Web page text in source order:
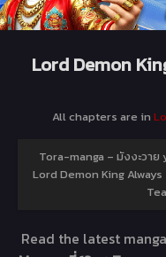
Lord Demon
All chapters are in
Tora-manga – มังงะวาย
Lord Demon King
Read the latest manga